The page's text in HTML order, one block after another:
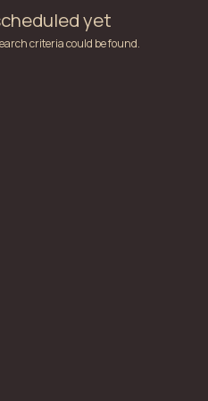
yet
criteria could be found.